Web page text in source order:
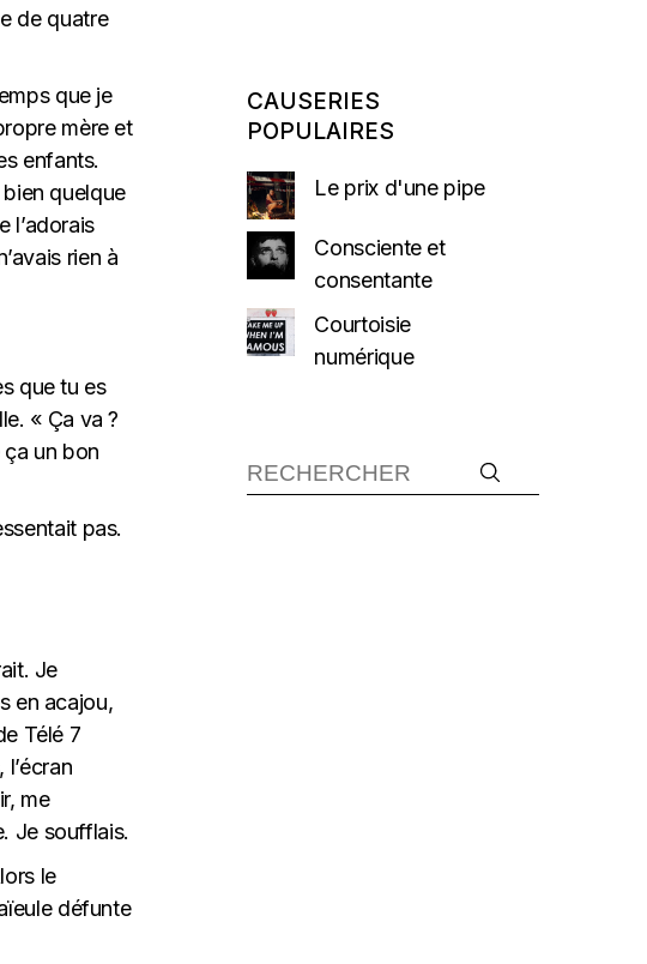
de quatre
que je
mère et
enfants.
quelque
l’adorais
rien à
que tu es
« Ça va ?
un bon
pas.
Je
en acajou,
Télé 7
me
Je soufflais.
le
défunte
CAUSERIES
POPULAIRES
Le prix d'une pipe
Consciente et
consentante
Courtoisie
numérique